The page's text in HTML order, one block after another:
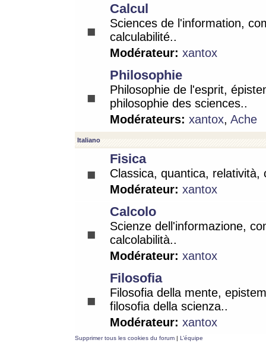
Calcul
Sciences de l'information,
calculabilité..
Modérateur: xantox
Philosophie
Philosophie de l'esprit,
philosophie des sciences..
Modérateurs: xantox, Ache
Italiano
Fisica
Classica, quantica, relatività,
Modérateur: xantox
Calcolo
Scienze dell'informazione,
calcolabilità..
Modérateur: xantox
Filosofia
Filosofia della mente,
filosofia della scienza..
Modérateur: xantox
Supprimer tous les cookies du forum | L’équipe